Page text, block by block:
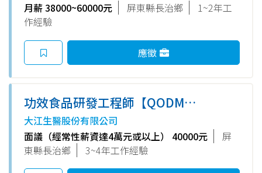
月薪 38000~60000元
屏東縣長治鄉
1~2年工
作經驗
應徵
功效食品研發工程師【QODM實
驗室】
大江生醫股份有限公司
面議（經常性薪資達4萬元或以上） 40000元
屏
東縣長治鄉
3~4年工作經驗